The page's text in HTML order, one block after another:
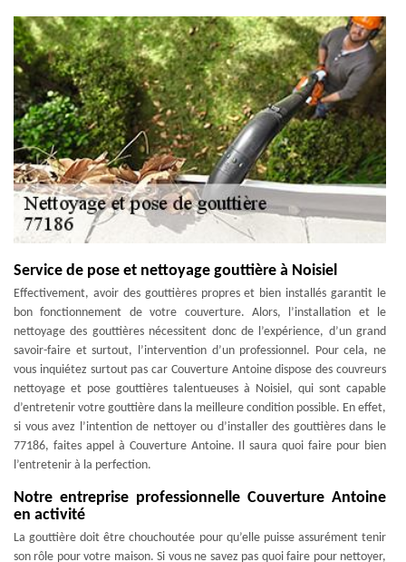
Service de pose et nettoyage gouttière à Noisiel
Effectivement, avoir des gouttières propres et bien installés garantit le
bon fonctionnement de votre couverture. Alors, l’installation et le
nettoyage des gouttières nécessitent donc de l’expérience, d’un grand
savoir-faire et surtout, l’intervention d’un professionnel. Pour cela, ne
vous inquiétez surtout pas car Couverture Antoine dispose des couvreurs
nettoyage et pose gouttières talentueuses à Noisiel, qui sont capable
d’entretenir votre gouttière dans la meilleure condition possible. En effet,
si vous avez l’intention de nettoyer ou d’installer des gouttières dans le
77186, faites appel à Couverture Antoine. Il saura quoi faire pour bien
l’entretenir à la perfection.
Notre entreprise professionnelle Couverture Antoine
en activité
La gouttière doit être chouchoutée pour qu’elle puisse assurément tenir
son rôle pour votre maison. Si vous ne savez pas quoi faire pour nettoyer,